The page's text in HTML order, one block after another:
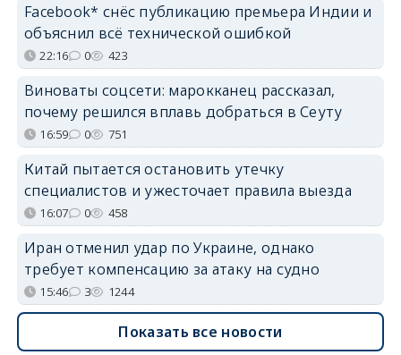
Facebook* снёс публикацию премьера Индии и
объяснил всё технической ошибкой
22:16 0 423
Виноваты соцсети: марокканец рассказал,
почему решился вплавь добраться в Сеуту
16:59 0 751
Китай пытается остановить утечку
специалистов и ужесточает правила выезда
16:07 0 458
Иран отменил удар по Украине, однако
требует компенсацию за атаку на судно
15:46 3 1244
Показать все новости